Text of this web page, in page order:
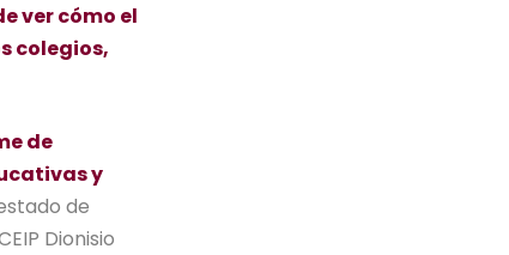
ver cómo el
colegios,
de
y
de
Dionisio